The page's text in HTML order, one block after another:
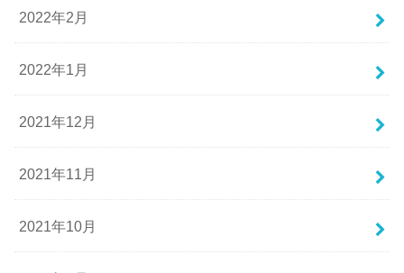
2022年2月
2022年1月
2021年12月
2021年11月
2021年10月